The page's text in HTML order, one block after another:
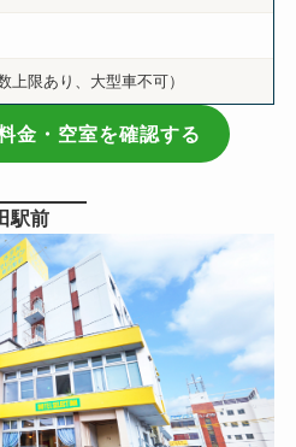
上限あり、大型車不可）
金・空室を確認する
駅前